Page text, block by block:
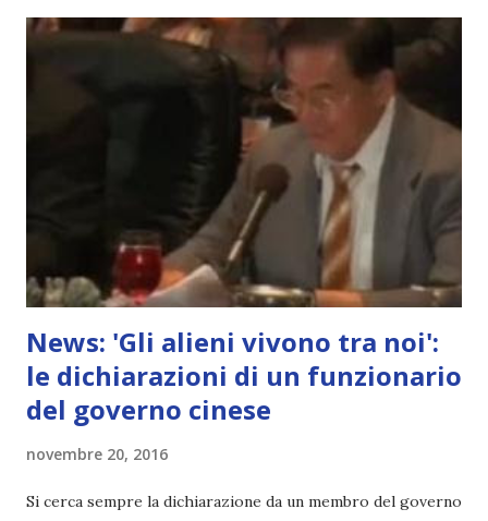
News: 'Gli alieni vivono tra noi':
le dichiarazioni di un funzionario
del governo cinese
novembre 20, 2016
Si cerca sempre la dichiarazione da un membro del governo